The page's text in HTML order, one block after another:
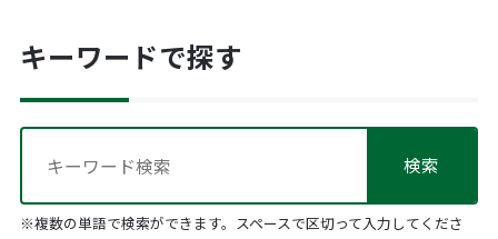
キーワードで探す
※複数の単語で検索ができます。スペースで区切って入力してくださ